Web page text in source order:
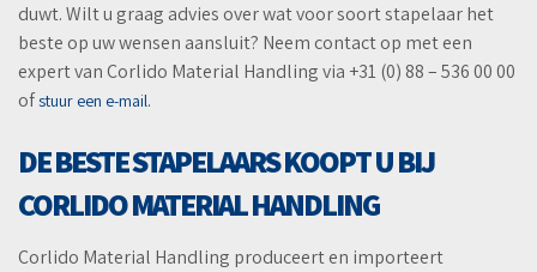
duwt. Wilt u graag advies over wat voor soort stapelaar het
beste op uw wensen aansluit? Neem contact op met een
expert van Corlido Material Handling via +31 (0) 88 – 536 00 00
ofstuur een e-mail.
DE BESTE STAPELAARS KOOPT U BIJ
CORLIDO MATERIAL HANDLING
Corlido Material Handling produceert en importeert